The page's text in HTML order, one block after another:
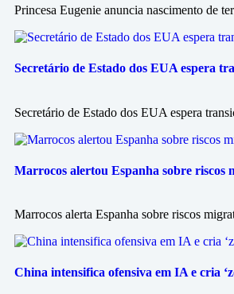
Princesa Eugenie anuncia nascimento de
Secretário de Estado dos EUA espera
Secretário de Estado dos EUA espera
Marrocos alertou Espanha sobre riscos
Marrocos alerta Espanha sobre riscos
China intensifica ofensiva em IA e cria